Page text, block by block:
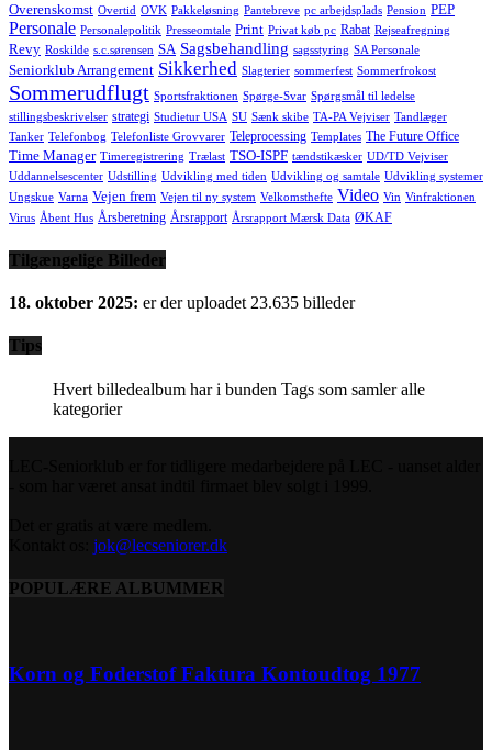
Overenskomst Overtid OVK Pakkeløsning Pantebreve pc arbejdsplads Pension PEP
Personale Personalepolitik Presseomtale Print Privat køb pc Rabat Rejseafregning
Revy Roskilde s.c.sørensen SA Sagsbehandling sagsstyring SA Personale
Seniorklub Arrangement Sikkerhed Slagterier sommerfest Sommerfrokost
Sommerudflugt Sportsfraktionen Spørge-Svar Spørgsmål til ledelse
stillingsbeskrivelser strategi Studietur USA SU Sænk skibe TA-PA Vejviser Tandlæger
Tanker Telefonbog Telefonliste Grovvarer Teleprocessing Templates The Future Office
Time Manager Timeregistrering Trælast TSO-ISPF tændstikæsker UD/TD Vejviser
Uddannelsescenter Udstilling Udvikling med tiden Udvikling og samtale Udvikling systemer
Ungskue Varna Vejen frem Vejen til ny system Velkomsthefte Video Vin Vinfraktionen
Virus Åbent Hus Årsberetning Årsrapport Årsrapport Mærsk Data ØKAF
Tilgængelige Billeder
18. oktober 2025: er der uploadet 23.635 billeder
Tips
Hvert billedealbum har i bunden Tags som samler alle
kategorier
jok@lecseniorer.dk
POPULÆRE ALBUMMER
Korn og Foderstof Faktura Kontoudtog 1977